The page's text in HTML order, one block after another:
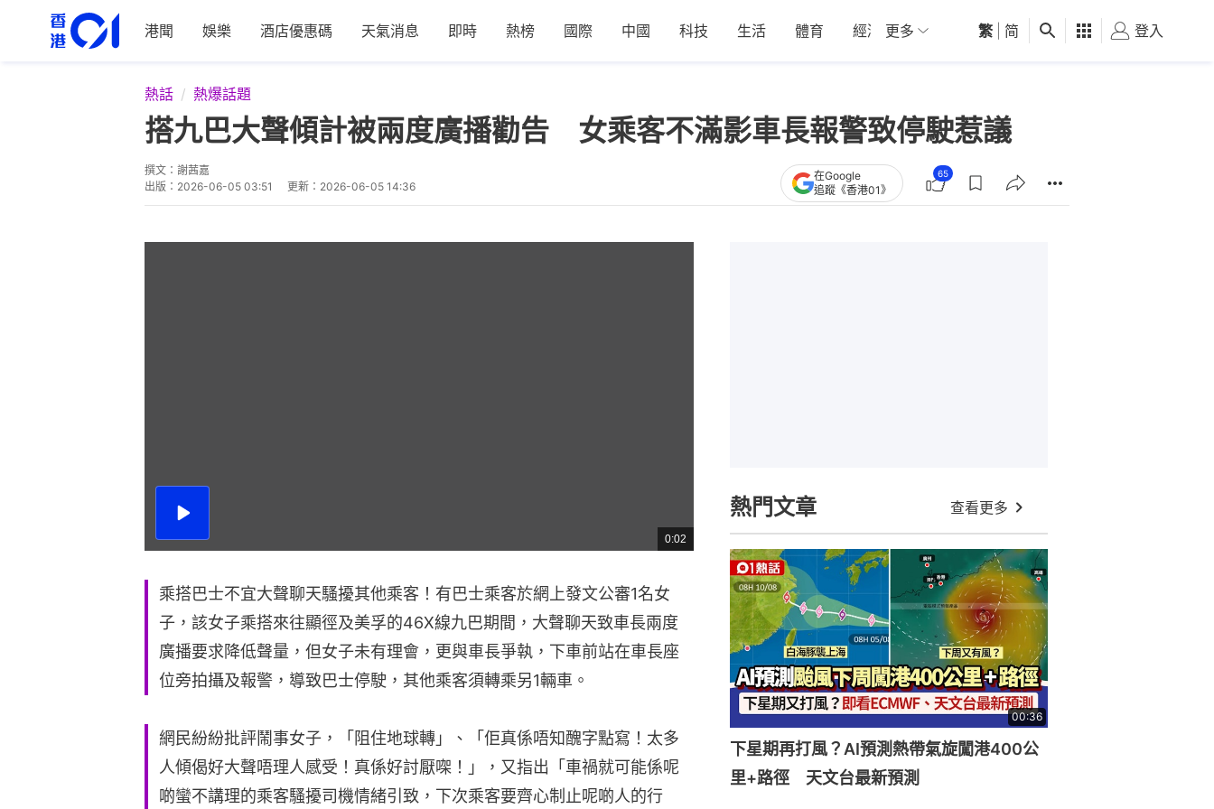
港聞 娛樂 酒店優惠碼 天氣消息 即時 熱榜 國際 中國 科技 生活 體育 經濟 01深圳 觀點 健康 好食玩飛
更多 繁 简 登入
熱話 熱爆話題
搭九巴大聲傾計被兩度廣播勸告 女乘客不滿影車長報警致停駛惹議
撰文： 謝茜嘉
出版： 2026-06-05 03:51 更新： 2026-06-05 14:36
在Google
追蹤《香港01》
65
播
總
共
0:02
乘搭巴士不宜大聲聊天騷擾其他乘客！有巴士乘客於網上發文公審1名女
子，該女子乘搭來往顯徑及美孚的46X線九巴期間，大聲聊天致車長兩度
廣播要求降低聲量，但女子未有理會，更與車長爭執，下車前站在車長座
位旁拍攝及報警，導致巴士停駛，其他乘客須轉乘另1輛車。
網民紛紛批評鬧事女子，「阻住地球轉」、「佢真係唔知醜字點寫！太多
人傾偈好大聲唔理人感受！真係好討厭㗎！」，又指出「車禍就可能係呢
啲蠻不講理的乘客騷擾司機情緒引致，下次乘客要齊心制止呢啲人的行
熱門文章 查看更多
00:36
下星期再打風？AI預測熱帶氣旋闖港400公
里+路徑 天文台最新預測